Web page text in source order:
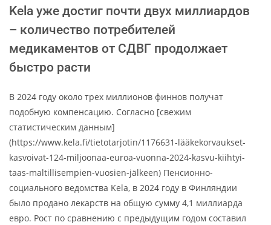
Kela уже достиг почти двух миллиардов
– количество потребителей
медикаментов от СДВГ продолжает
быстро расти
В 2024 году около трех миллионов финнов получат
подобную компенсацию. Согласно [свежим
статистическим данным]
(https://www.kela.fi/tietotarjotin/1176631-lääkekorvaukset-
kasvoivat-124-miljoonaa-euroa-vuonna-2024-kasvu-kiihtyi-
taas-maltillisempien-vuosien-jälkeen) Пенсионно-
социального ведомства Kela, в 2024 году в Финляндии
было продано лекарств на общую сумму 4,1 миллиарда
евро. Рост по сравнению с предыдущим годом составил